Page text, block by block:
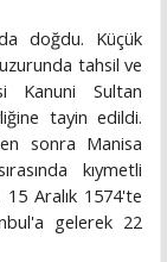
doğdu. Küçük
tahsil ve
Kanuni Sultan
tayin edildi.
sonra Manisa
kıymetli
Aralık 1574'te
gelerek 22